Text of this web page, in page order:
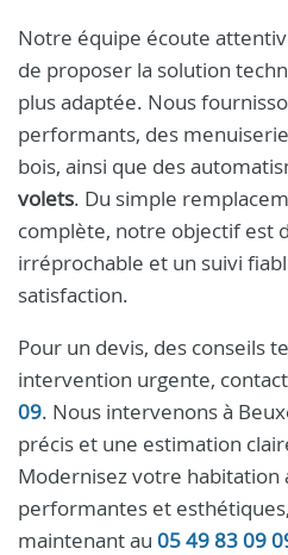
Notre équipe écoute
de proposer la solution
plus adaptée. Nous
performants, des
bois, ainsi que des
volets. Du simple
complète, notre objectif est
irréprochable et un suivi
satisfaction.
Pour un devis, des conseils
intervention urgente,
09. Nous intervenons à
précis et une estimation
Modernisez votre habitation
performantes et
maintenant au 05 49 83 09